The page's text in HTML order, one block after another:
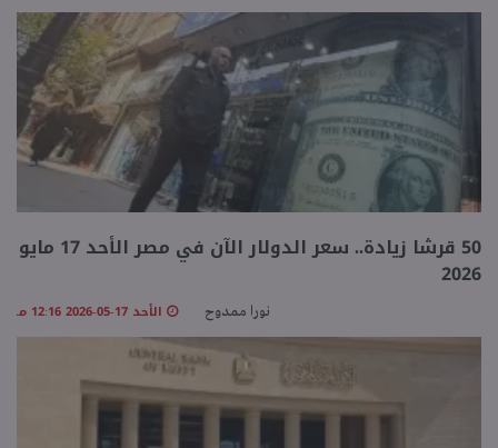
50 قرشا زيادة.. سعر الدولار الآن في مصر الأحد 17 مايو
2026
نورا ممدوح الأحد 17-05-2026 12:16 مـ